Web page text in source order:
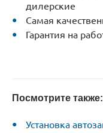
дилерские
Самая
Гарантия на
Посмотрите также:
Установка